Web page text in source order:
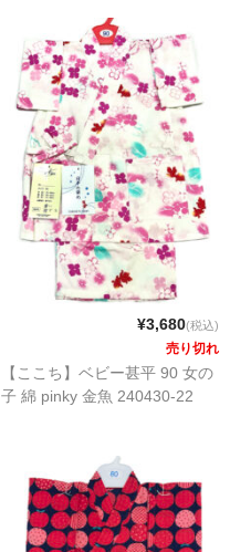
¥3,680(税込)
売り切れ
【ここち】ベビー甚平 90 女の
子 綿 pinky 金魚 240430-22